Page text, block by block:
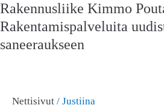
Rakennusliike Kimmo
Rakentamispalveluita
saneeraukseen
Nettisivut / Justiina
Oy
–
Rakentamispalveluita